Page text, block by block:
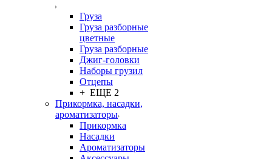
Груза
Груза разборные
цветные
Груза разборные
Джиг-головки
Наборы грузил
Отцепы
+ ЕЩЕ 2
Прикормка, насадки,
ароматизаторы
Прикормка
Насадки
Ароматизаторы